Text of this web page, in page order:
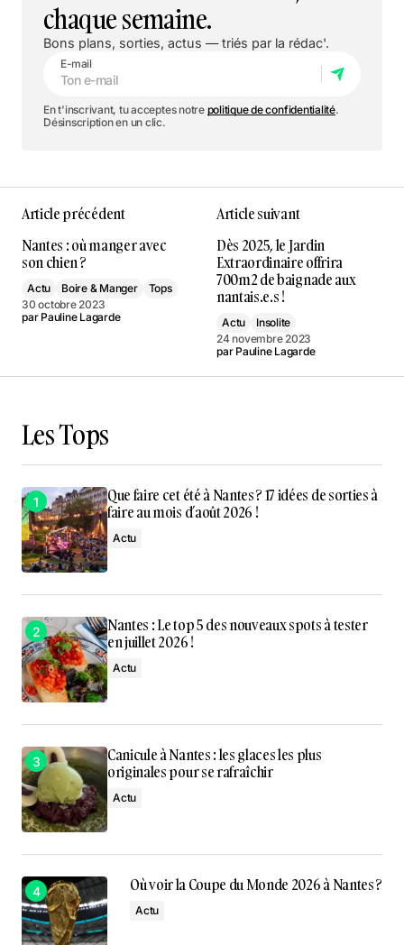
chaque semaine.
Bons plans, sorties, actus — triés par la rédac'.
E-mail
En t'inscrivant, tu acceptes notre politique de confidentialité.
Désinscription en un clic.
Article précédent
Nantes : où manger avec
son chien ?
Actu Boire & Manger
Tops
30 octobre 2023
par Pauline Lagarde
Article suivant
Dès 2025, le Jardin
Extraordinaire offrira
700m2 de baignade aux
nantais.e.s !
Actu
Insolite
24 novembre 2023
par Pauline Lagarde
Les Tops
Que faire cet été à Nantes ? 17 idées de sorties à
faire au mois d’août 2026 !
Actu
Nantes : Le top 5 des nouveaux spots à tester
en juillet 2026 !
Actu
Canicule à Nantes : les glaces les plus
originales pour se rafraîchir
Actu
Où voir la Coupe du Monde 2026 à Nantes ?
Actu